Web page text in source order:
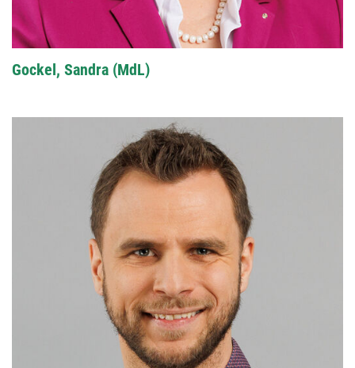
Gockel, Sandra (MdL)